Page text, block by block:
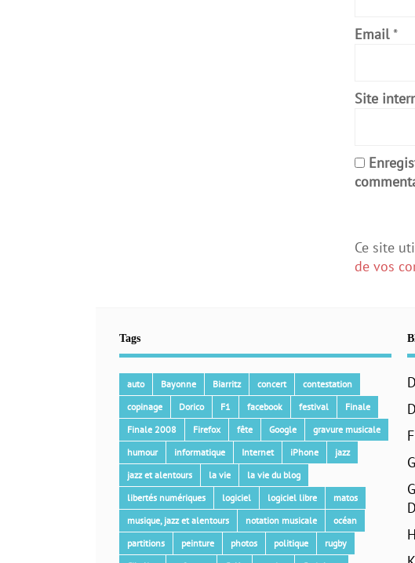
Email *
Site
Ce site
de vos
Tags
auto Bayonne Biarritz concert
contestation
copinage
Dorico F1 facebook festival
Finale
Finale 2008
Firefox fête Google
gravure musicale
humour
informatique Internet iPhone
jazz
jazz et alentours
la vie
la vie du blog
libertés numériques
logiciel logiciel libre
matos
musique, jazz et alentours
notation musicale
océan
partitions
peinture photos politique
rugby